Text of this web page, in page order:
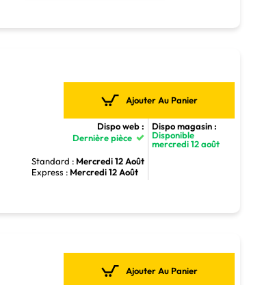
Ajouter Au Panier
Dispo web :
Dernière pièce
Standard : Mercredi 12 Août
Express : Mercredi 12 Août
Dispo magasin :
Disponible
mercredi 12 août
Ajouter Au Panier